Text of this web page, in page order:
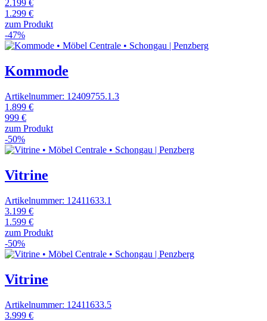
2.199 €
1.299 €
zum Produkt
-47%
Kommode
Artikelnummer: 12409755.1.3
1.899 €
999 €
zum Produkt
-50%
Vitrine
Artikelnummer: 12411633.1
3.199 €
1.599 €
zum Produkt
-50%
Vitrine
Artikelnummer: 12411633.5
3.999 €